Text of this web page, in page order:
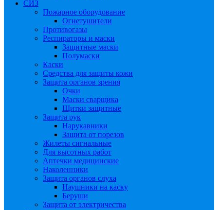
СИЗ
Пожарное оборудование
Огнетушители
Противогазы
Респираторы и маски
Защитные маски
Полумаски
Каски
Средства для защиты кожи
Защита органов зрения
Очки
Маски сварщика
Щитки защитные
Защита рук
Нарукавники
Защита от порезов
Жилеты сигнальные
Для высотных работ
Аптечки медицинские
Наколенники
Защита органов слуха
Наушники на каску
Беруши
Защита от электричества